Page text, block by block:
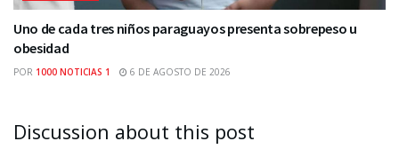
Uno de cada tres niños paraguayos presenta sobrepeso u
obesidad
POR 1000 NOTICIAS 1 6 DE AGOSTO DE 2026
Discussion about this post